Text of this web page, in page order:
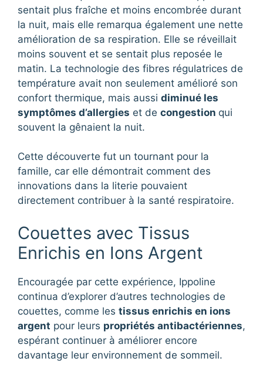
sentait plus fraîche et moins encombrée durant
la nuit, mais elle remarqua également une nette
amélioration de sa respiration. Elle se réveillait
moins souvent et se sentait plus reposée le
matin. La technologie des fibres régulatrices de
température avait non seulement amélioré son
confort thermique, mais aussi diminué les
symptômes d’allergies et de congestion qui
souvent la gênaient la nuit.
Cette découverte fut un tournant pour la
famille, car elle démontrait comment des
innovations dans la literie pouvaient
directement contribuer à la santé respiratoire.
Couettes avec Tissus
Enrichis en Ions Argent
Encouragée par cette expérience, Ippoline
continua d’explorer d’autres technologies de
couettes, comme les tissus enrichis en ions
argent pour leurs propriétés antibactériennes,
espérant continuer à améliorer encore
davantage leur environnement de sommeil.